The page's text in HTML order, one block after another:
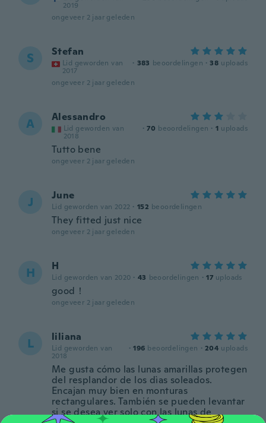
2019
ongeveer 2 jaar geleden
S Stefan
Lid geworden van
2017
· 383 beoordelingen · 38 uploads
ongeveer 2 jaar geleden
A Alessandro
Lid geworden van
2018
· 70 beoordelingen · 1 uploads
Tutto bene
ongeveer 2 jaar geleden
J June
Lid geworden van 2022 · 152 beoordelingen
They fitted just nice
ongeveer 2 jaar geleden
H H
Lid geworden van 2020 · 43 beoordelingen · 17 uploads
good！
ongeveer 2 jaar geleden
L liliana
Lid geworden van
2018
· 196 beoordelingen · 204 uploads
Me gusta cómo las lunas amarillas protegen
del resplandor de los dìas soleados.
Encajan muy bien en monturas
rectangulares. También se pueden levantar
si se desea ver solo con las lunas de